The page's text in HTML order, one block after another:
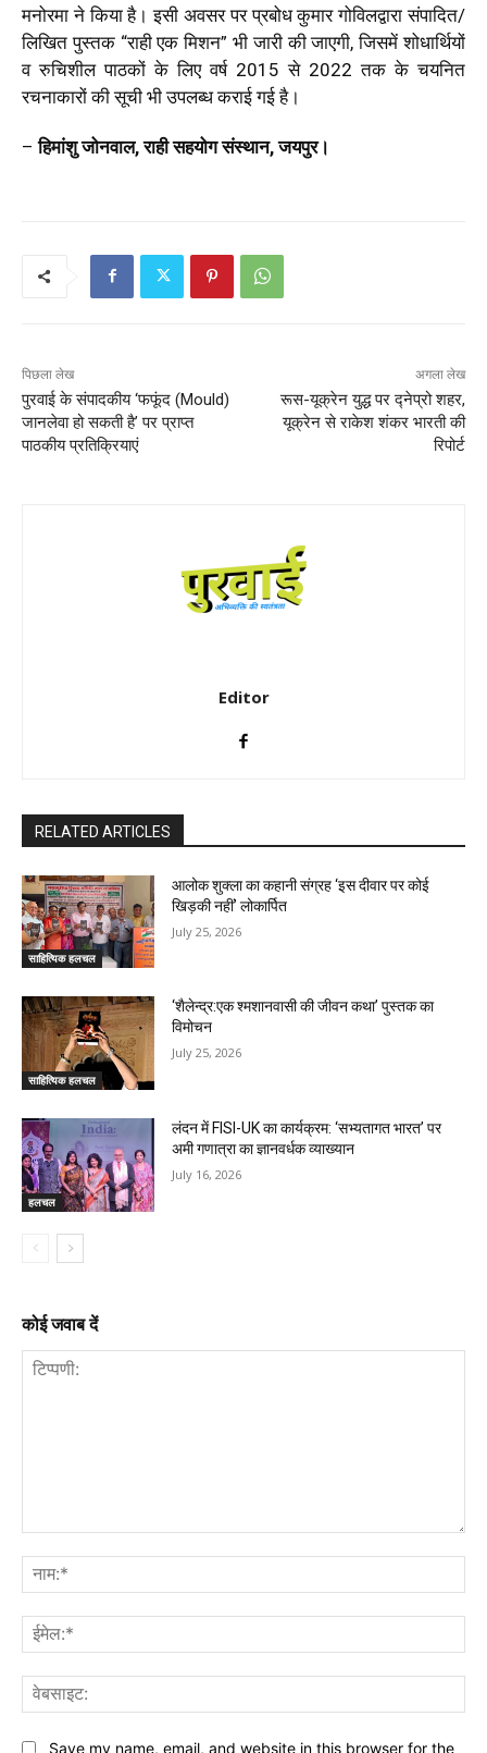
मनोरमा ने किया है। इसी अवसर पर प्रबोध कुमार गोविलद्वारा संपादित/
लिखित पुस्तक “राही एक मिशन” भी जारी की जाएगी, जिसमें शोधार्थियों
व रुचिशील पाठकों के लिए वर्ष 2015 से 2022 तक के चयनित
रचनाकारों की सूची भी उपलब्ध कराई गई है।
–हिमांशु जोनवाल, राही सहयोग संस्थान, जयपुर।
पिछला लेख
पुरवाई के संपादकीय ‘फफूंद (Mould)
जानलेवा हो सकती है’ पर प्राप्त
पाठकीय प्रतिक्रियाएं
अगला लेख
रूस-यूक्रेन युद्ध पर द्नेप्रो शहर,
यूक्रेन से राकेश शंकर भारती की
रिपोर्ट
Editor
RELATED ARTICLES
साहित्यिक हलचल
आलोक शुक्ला का कहानी संग्रह ‘इस दीवार पर कोई
खिड़की नहीं’ लोकार्पित
July 25, 2026
साहित्यिक हलचल
‘शैलेन्द्र:एक श्मशानवासी की जीवन कथा’ पुस्तक का
विमोचन
July 25, 2026
हलचल
लंदन में FISI-UK का कार्यक्रम: ‘सभ्यतागत भारत’ पर
अमी गणात्रा का ज्ञानवर्धक व्याख्यान
July 16, 2026
कोई जवाब दें
Save my name, email, and website in this browser for the